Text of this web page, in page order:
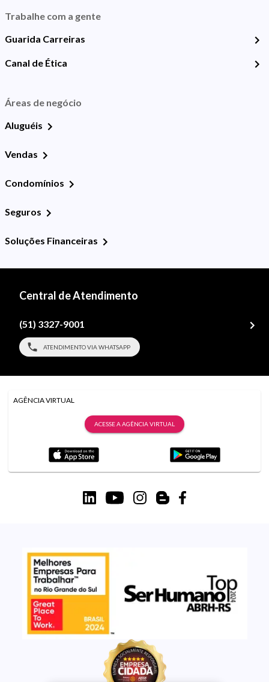
Trabalhe com a gente
Guarida Carreiras
Canal de Ética
Áreas de negócio
Aluguéis
Vendas
Condomínios
Seguros
Soluções Financeiras
Central de Atendimento
(51) 3327-9001
ATENDIMENTO VIA WHATSAPP
AGÊNCIA VIRTUAL
ACESSE A AGÊNCIA VIRTUAL